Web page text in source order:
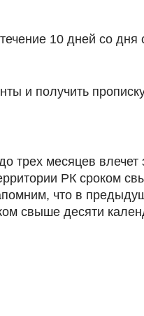
10 дней со дня
и получить
трех месяцев влечет
РК сроком
что в
свыше десяти